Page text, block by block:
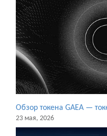
Обзор токена GAEA —
23 мая, 2026